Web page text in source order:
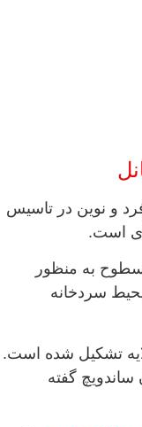
و نوین در تاسیس
ای است.
به منظور
سردخانه
تشکیل شده است.
ساندویچ گفته